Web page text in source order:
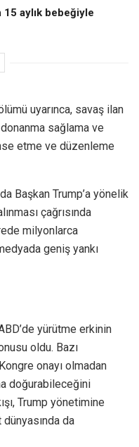
15 aylık bebeğiyle
uyarınca, savaş ilan
sağlama ve
etme ve düzenleme
Başkan Trump’a yönelik
çağrısında
milyonlarca
geniş yankı
yürütme erkinin
oldu. Bazı
onayı olmadan
doğurabileceğini
Trump yönetimine
da